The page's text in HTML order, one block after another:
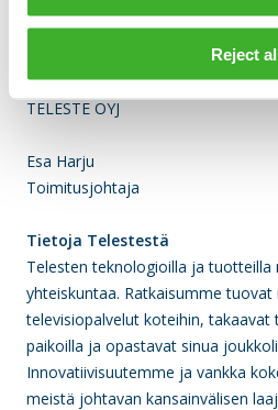
Reject
Puh. 02 2605 611
Tervetuloa!
TELESTE OYJ
Esa Harju
Toimitusjohtaja
Tietoja Telestestä
Telesten teknologioilla ja
yhteiskuntaa. Ratkaisumme
televisiopalvelut koteihin, takaavat
paikoilla ja opastavat sinua
Innovatiivisuutemme ja vankka
meistä johtavan kansainvälisen